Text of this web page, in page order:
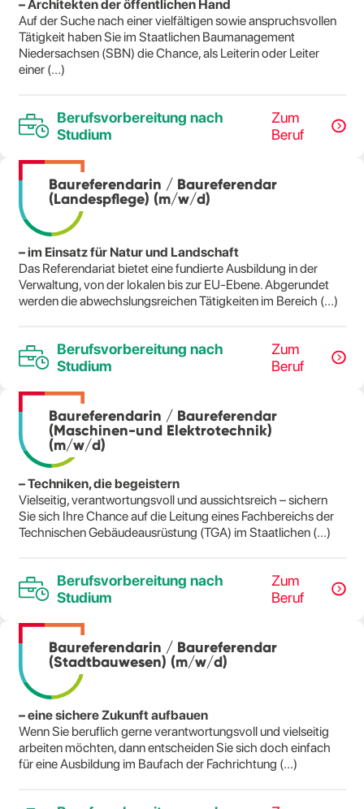
– Architekten der öffentlichen Hand
Auf der Suche nach einer vielfältigen sowie anspruchsvollen
Tätigkeit haben Sie im Staatlichen Baumanagement
Niedersachsen (SBN) die Chance, als Leiterin oder Leiter
einer (...)
Berufsvorbereitung nach
Studium
Zum
Beruf
Baureferendarin / Baureferendar
(Landespflege) (m/w/d)
– im Einsatz für Natur und Landschaft
Das Referendariat bietet eine fundierte Ausbildung in der
Verwaltung, von der lokalen bis zur EU-Ebene. Abgerundet
werden die abwechslungsreichen Tätigkeiten im Bereich (...)
Berufsvorbereitung nach
Studium
Zum
Beruf
Baureferendarin / Baureferendar
(Maschinen-und Elektrotechnik)
(m/w/d)
– Techniken, die begeistern
Vielseitig, verantwortungsvoll und aussichtsreich – sichern
Sie sich Ihre Chance auf die Leitung eines Fachbereichs der
Technischen Gebäudeausrüstung (TGA) im Staatlichen (...)
Berufsvorbereitung nach
Studium
Zum
Beruf
Baureferendarin / Baureferendar
(Stadtbauwesen) (m/w/d)
– eine sichere Zukunft aufbauen
Wenn Sie beruflich gerne verantwortungsvoll und vielseitig
arbeiten möchten, dann entscheiden Sie sich doch einfach
für eine Ausbildung im Baufach der Fachrichtung (...)